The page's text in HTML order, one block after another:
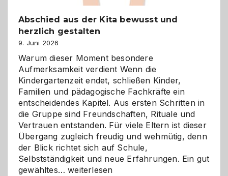
Abschied aus der Kita bewusst und
herzlich gestalten
9. Juni 2026
Warum dieser Moment besondere
Aufmerksamkeit verdient Wenn die
Kindergartenzeit endet, schließen Kinder,
Familien und pädagogische Fachkräfte ein
entscheidendes Kapitel. Aus ersten Schritten in
die Gruppe sind Freundschaften, Rituale und
Vertrauen entstanden. Für viele Eltern ist dieser
Übergang zugleich freudig und wehmütig, denn
der Blick richtet sich auf Schule,
Selbstständigkeit und neue Erfahrungen. Ein gut
gewähltes…Abschied
weiterlesen